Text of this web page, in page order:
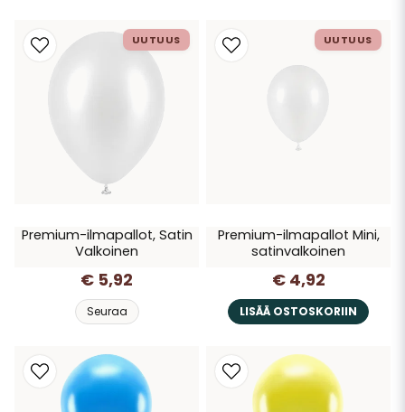
Premium-ilmapallot, Satin
Valkoinen
€ 5,92
Seuraa
UUTUUS
Premium-ilmapallot Mini,
satinvalkoinen
€ 4,92
LISÄÄ OSTOSKORIIN
UUTUUS